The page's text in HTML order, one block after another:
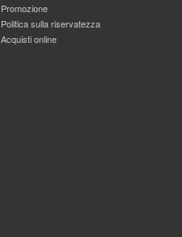
Promozione
Politica sulla riservatezza
Acquisti online